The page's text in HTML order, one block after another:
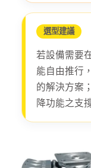
選型建議
若設備需要
能自由推行
的解決方案
降功能之支